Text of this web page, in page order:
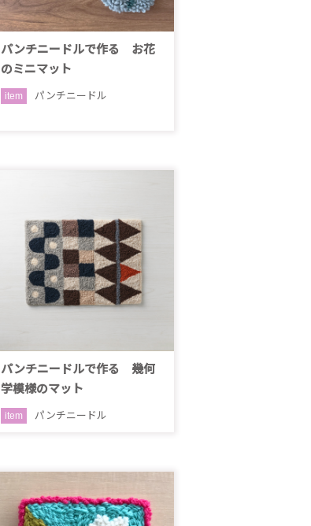
パンチニードルで作る お花
のミニマット
item パンチニードル
パンチニードルで作る 幾何
学模様のマット
item パンチニードル